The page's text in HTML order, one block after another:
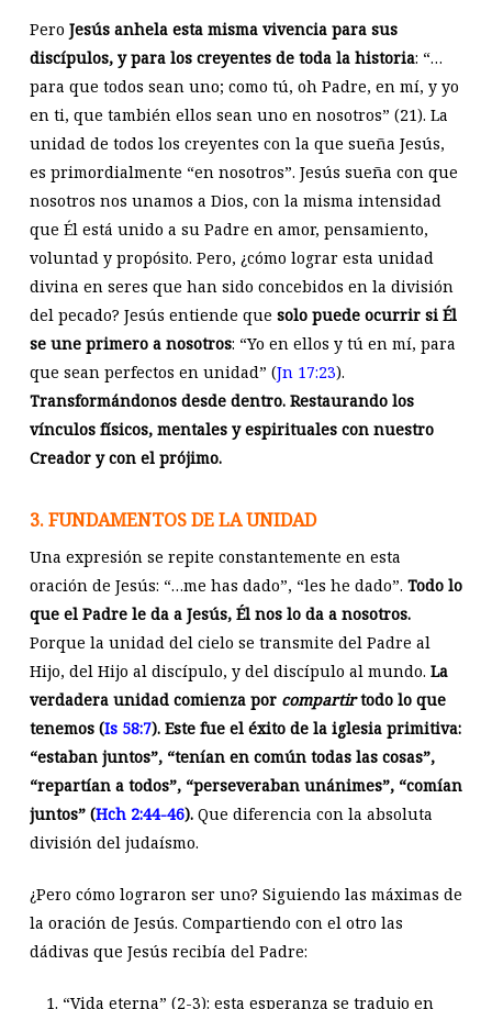
Pero Jesús anhela esta misma vivencia para sus
discípulos, y para los creyentes de toda la historia: “…
para que todos sean uno; como tú, oh Padre, en mí, y yo
en ti, que también ellos sean uno en nosotros” (21). La
unidad de todos los creyentes con la que sueña Jesús,
es primordialmente “en nosotros”. Jesús sueña con que
nosotros nos unamos a Dios, con la misma intensidad
que Él está unido a su Padre en amor, pensamiento,
voluntad y propósito. Pero, ¿cómo lograr esta unidad
divina en seres que han sido concebidos en la división
del pecado? Jesús entiende que solo puede ocurrir si Él
se une primero a nosotros: “Yo en ellos y tú en mí, para
que sean perfectos en unidad” (Jn 17:23).
Transformándonos desde dentro. Restaurando los
vínculos físicos, mentales y espirituales con nuestro
Creador y con el prójimo.
3. FUNDAMENTOS DE LA UNIDAD
Una expresión se repite constantemente en esta
oración de Jesús: “…me has dado”, “les he dado”. Todo lo
que el Padre le da a Jesús, Él nos lo da a nosotros.
Porque la unidad del cielo se transmite del Padre al
Hijo, del Hijo al discípulo, y del discípulo al mundo. La
verdadera unidad comienza por compartirtodo lo que
tenemos (Is 58:7). Este fue el éxito de la iglesia primitiva:
“estaban juntos”, “tenían en común todas las cosas”,
“repartían a todos”, “perseveraban unánimes”, “comían
juntos” (Hch 2:44-46).Que diferencia con la absoluta
división del judaísmo.
¿Pero cómo lograron ser uno? Siguiendo las máximas de
la oración de Jesús. Compartiendo con el otro las
dádivas que Jesús recibía del Padre:
“Vida eterna” (2-3): esta esperanza se tradujo en